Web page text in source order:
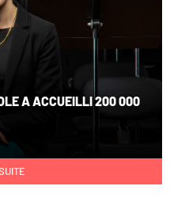
A ACCUEILLI 200 000